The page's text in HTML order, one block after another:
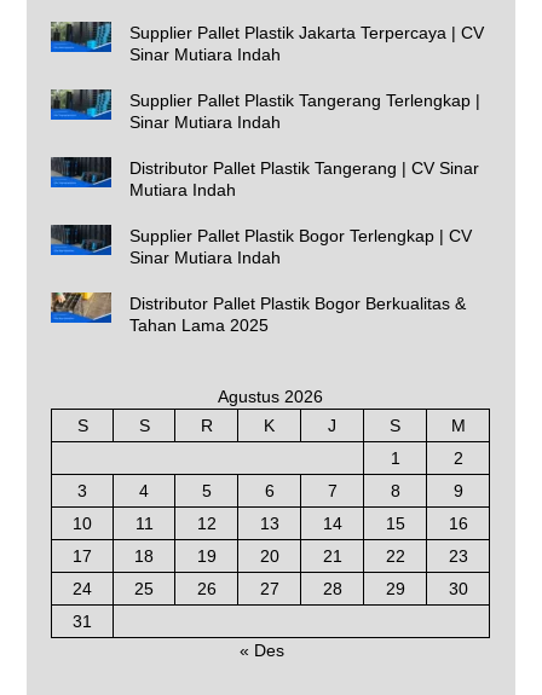
Supplier Pallet Plastik Jakarta Terpercaya | CV
Sinar Mutiara Indah
Supplier Pallet Plastik Tangerang Terlengkap |
Sinar Mutiara Indah
Distributor Pallet Plastik Tangerang | CV Sinar
Mutiara Indah
Supplier Pallet Plastik Bogor Terlengkap | CV
Sinar Mutiara Indah
Distributor Pallet Plastik Bogor Berkualitas &
Tahan Lama 2025
Agustus 2026
S
S R K J S
M
1
2
3
4 5 6 7 8
9
10
11 12 13 14 15
16
17
18 19 20 21 22
23
24
25 26 27 28 29
30
31
« Des